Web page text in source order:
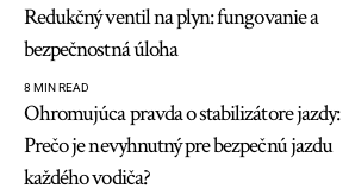
Redukčný ventil na plyn: fungovanie a
bezpečnostná úloha
8 MIN READ
Ohromujúca pravda o stabilizátore jazdy:
Prečo je nevyhnutný pre bezpečnú jazdu
každého vodiča?